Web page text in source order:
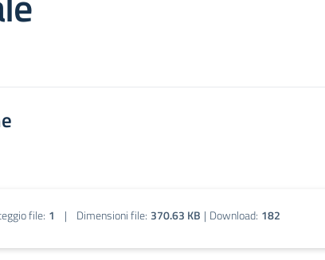
file: 1 | Dimensioni file: 370.63 KB | Download: 182